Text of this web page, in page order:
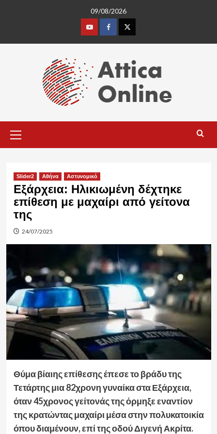
09/08/2026
YoutubeFacebookTwitter
Menu
Slider2 Αθήνα Αστυνομικό
Εξάρχεια: Ηλικιωμένη δέχτηκε
επίθεση με μαχαίρι από γείτονα
της
24/07/2025
Θύμα βίαιης επίθεσης έπεσε το βράδυ της
Τετάρτης μια 82χρονη γυναίκα στα Εξάρχεια,
όταν 45χρονος γείτονάς της όρμηξε εναντίον
της κρατώντας μαχαίρι μέσα στην πολυκατοικία
όπου διαμένουν, επί της οδού Διγενή Ακρίτα.